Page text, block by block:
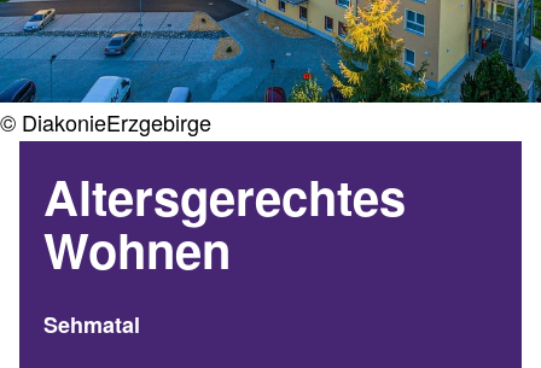
© DiakonieErzgebirge
Altersgerechtes
Wohnen
Sehmatal